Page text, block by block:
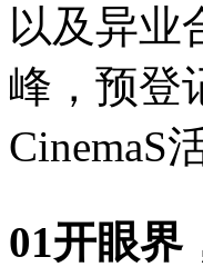
以及异业
峰，预登
CinemaS
01开眼界